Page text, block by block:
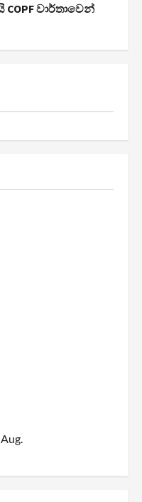
වාර්තාවෙන්